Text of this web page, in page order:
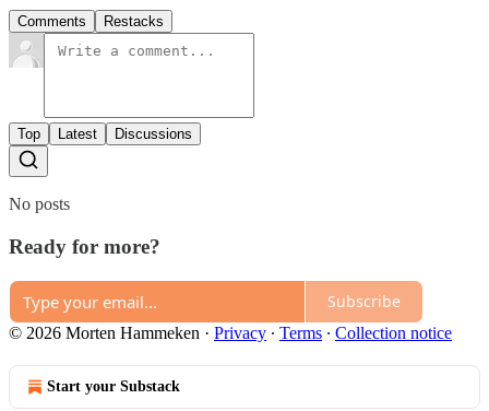
Comments Restacks
Top Latest Discussions
No posts
Ready for more?
Subscribe
© 2026 Morten Hammeken · Privacy ∙ Terms ∙ Collection notice
Start your Substack